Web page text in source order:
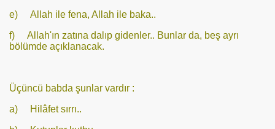
e) Allah ile fena, Allah ile baka..
f) Allah'ın zatına dalıp gidenler.. Bunlar da, beş ayrı
bölümde açıklanacak.
Üçüncü babda şunlar vardır :
a) Hilâfet sırrı..